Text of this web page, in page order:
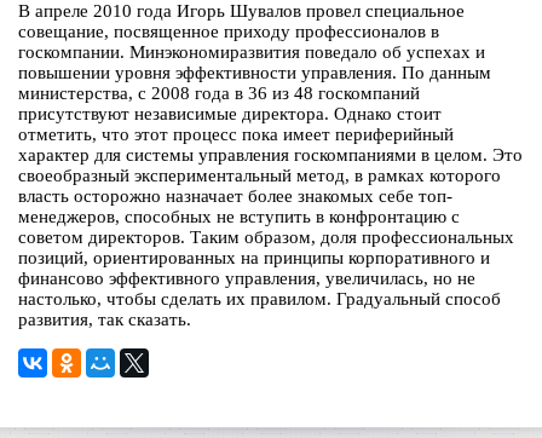
В апреле 2010 года Игорь Шувалов провел специальное
совещание, посвященное приходу профессионалов в
госкомпании. Минэкономиразвития поведало об успехах и
повышении уровня эффективности управления. По данным
министерства, с 2008 года в 36 из 48 госкомпаний
присутствуют независимые директора. Однако стоит
отметить, что этот процесс пока имеет периферийный
характер для системы управления госкомпаниями в целом. Это
своеобразный экспериментальный метод, в рамках которого
власть осторожно назначает более знакомых себе топ-
менеджеров, способных не вступить в конфронтацию с
советом директоров. Таким образом, доля профессиональных
позиций, ориентированных на принципы корпоративного и
финансово эффективного управления, увеличилась, но не
настолько, чтобы сделать их правилом. Градуальный способ
развития, так сказать.